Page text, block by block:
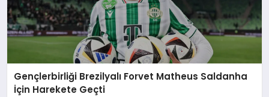
Gençlerbirliği Brezilyalı Forvet Matheus Saldanha
İçin Harekete Geçti